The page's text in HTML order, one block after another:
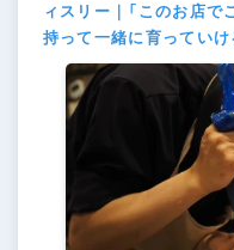
ィスリー｜「このお店で
持って一緒に育っていけ